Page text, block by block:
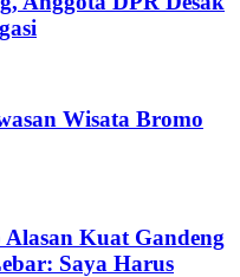
Wisata Bromo
Kuat Gandeng
Saya Harus